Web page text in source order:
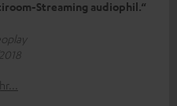
Streaming audiophil.“